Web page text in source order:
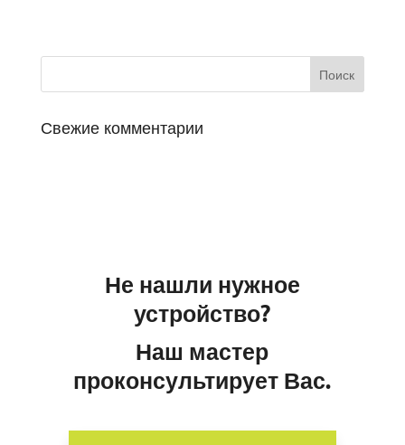
Свежие комментарии
Не нашли нужное
устройство?
Наш мастер
проконсультирует Вас.